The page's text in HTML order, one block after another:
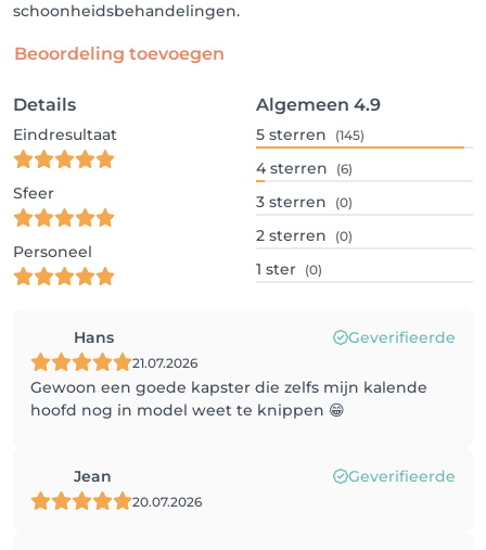
schoonheidsbehandelingen.
Beoordeling toevoegen
Details
Eindresultaat
Sfeer
Personeel
Algemeen 4.9
5 sterren (145)
4 sterren (6)
3 sterren (0)
2 sterren (0)
1 ster (0)
Hans Geverifieerde
21.07.2026
Gewoon een goede kapster die zelfs mijn kalende
hoofd nog in model weet te knippen 😁
Jean Geverifieerde
20.07.2026